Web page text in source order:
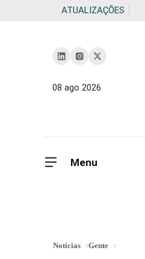
ATUALIZAÇÕES
08 ago 2026
Menu
Notícias Gente